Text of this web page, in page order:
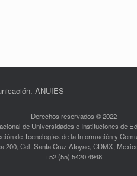
ANUIES
Derechos reservados © 2022
de Universidades e Instituciones de
de Tecnologías de la Información y
200, Col. Santa Cruz Atoyac, CDMX,
+52 (55) 5420 4948